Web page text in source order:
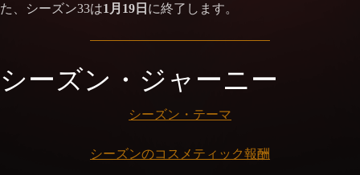
た、シーズン33は1月19日 に終了します。
シーズン・ジャーニー
シーズン・テーマ
シーズンのコスメティック報酬